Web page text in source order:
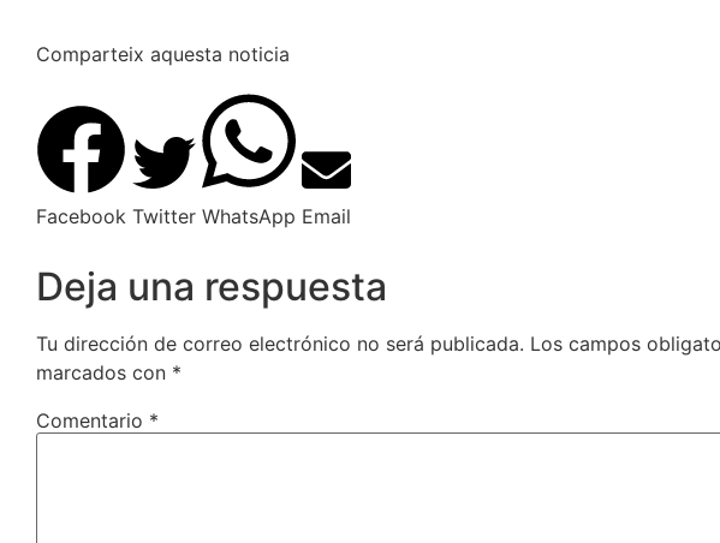
Comparteix aquesta noticia
Facebook Twitter WhatsApp Email
Deja una respuesta
Tu dirección de correo electrónico no será publicada. Los campos
marcados con *
Comentario *